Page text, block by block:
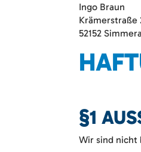
Ingo Braun
Krämerstraße
52152
§1
Wir sind nicht